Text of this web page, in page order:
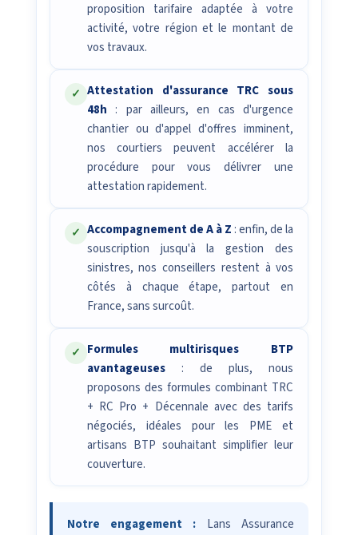
proposition tarifaire adaptée à votre
activité, votre région et le montant de
vos travaux.
✓ Attestation d'assurance TRC sous
48h : par ailleurs, en cas d'urgence
chantier ou d'appel d'offres imminent,
nos courtiers peuvent accélérer la
procédure pour vous délivrer une
attestation rapidement.
✓ Accompagnement de A à Z : enfin, de la
souscription jusqu'à la gestion des
sinistres, nos conseillers restent à vos
côtés à chaque étape, partout en
France, sans surcoût.
✓ Formules multirisques BTP
avantageuses: de plus, nous
proposons des formules combinant TRC
+ RC Pro + Décennale avec des tarifs
négociés, idéales pour les PME et
artisans BTP souhaitant simplifier leur
couverture.
Notre engagement : Lans Assurance